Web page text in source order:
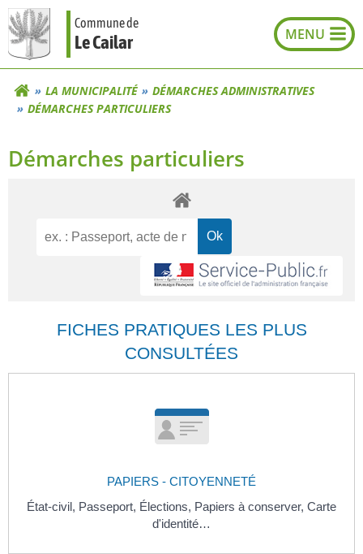
Aller
au
contenu
Commune de
Le Cailar
LA MUNICIPALITÉ
DÉMARCHES ADMINISTRATIVES
DÉMARCHES PARTICULIERS
Démarches particuliers
FICHES PRATIQUES LES PLUS
CONSULTÉES
PAPIERS - CITOYENNETÉ
État-civil, Passeport, Élections, Papiers à conserver, Carte
d'identité…